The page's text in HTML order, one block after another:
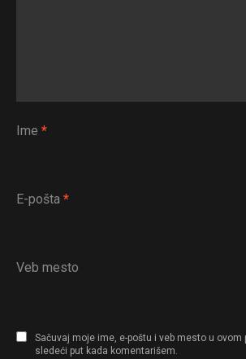
Ime *
E-pošta *
Veb mesto
Sačuvaj moje ime, e-poštu i veb mesto u ovom
sledeći put kada komentarišem.